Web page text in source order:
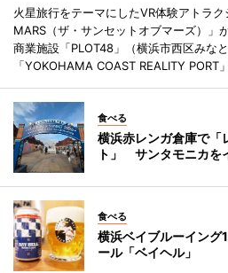
火星旅行をテーマにしたVR体験アトラ
MARS（ザ・サンセットオブマーズ）」
商業施設「PLOT48」（横浜市西区みな
「YOKOHAMA COAST REALITY PORT
食べる
横浜赤レンガ倉庫で「
ト」 サンタモニカを
食べる
横浜ベイブルーイン
ール「ベイヘル」